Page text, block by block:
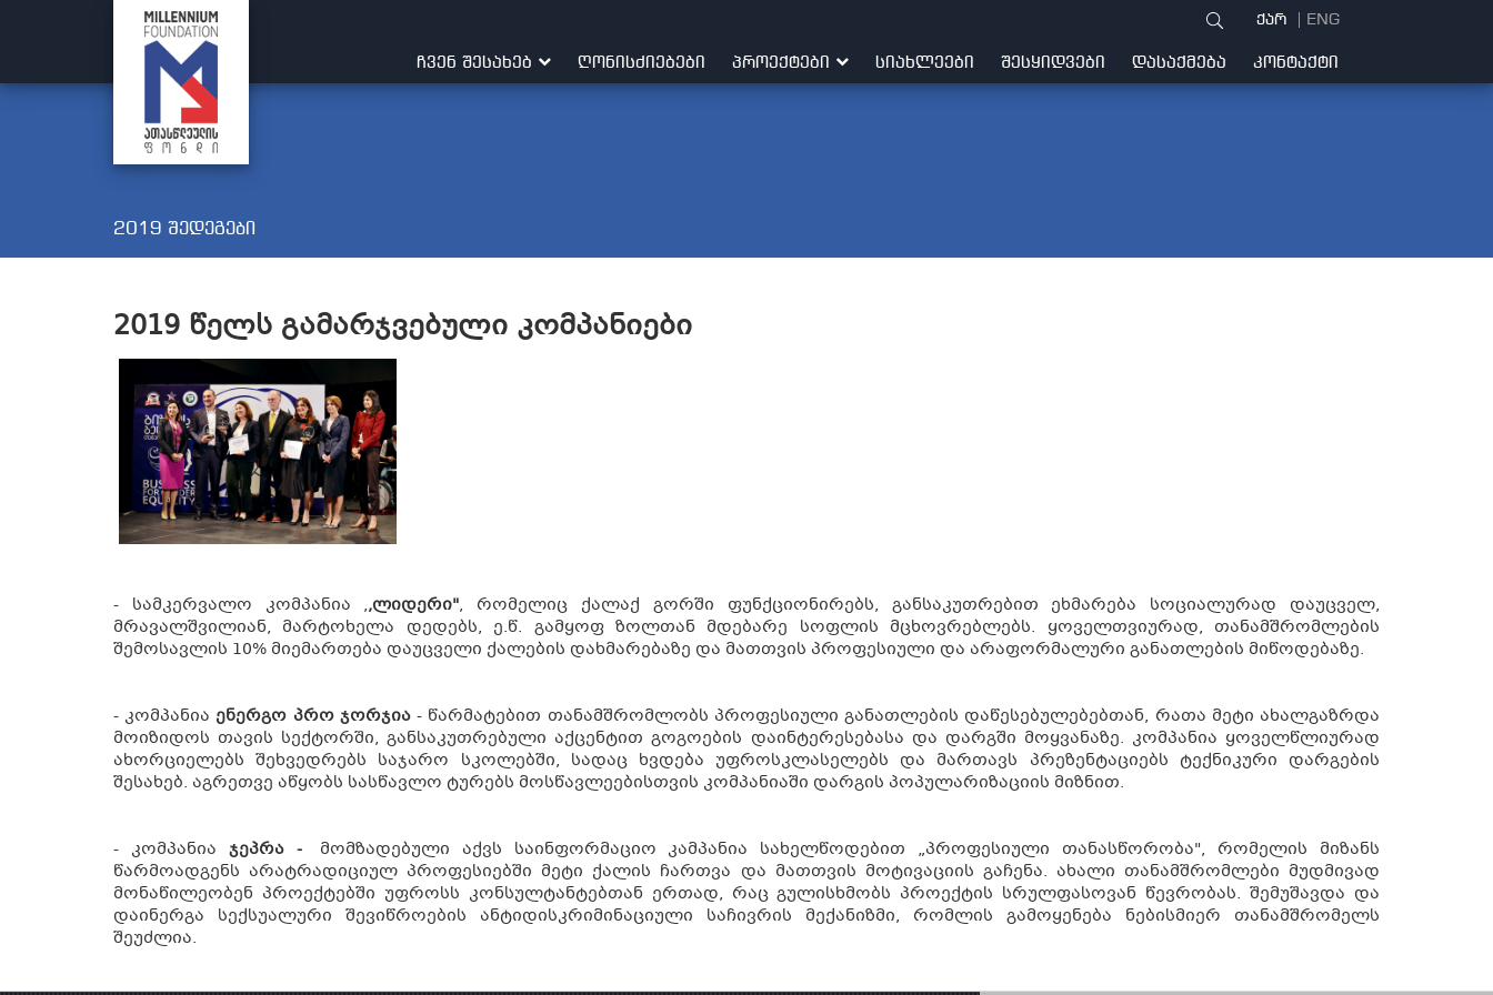
ქარ ENG
ᲩᲕᲔᲜ ᲨᲔᲡᲐᲮᲔᲑ ᲦᲝᲜᲘᲡᲫᲘᲔᲑᲔᲑᲘ ᲞᲠᲝᲔᲥᲢᲔᲑᲘ ᲡᲘᲐᲮᲚᲔᲔᲑᲘ ᲨᲔᲡᲧᲘᲓᲕᲔᲑᲘ ᲓᲐᲡᲐᲥᲛᲔᲑᲐ ᲙᲝᲜᲢᲐᲥᲢᲘ
2019 შედეგები
2019 წელს გამარჯვებული კომპანიები
- სამკერვალო კომპანია ,,ლიდერი", რომელიც ქალაქ გორში ფუნქციონირებს, განსაკუთრებით ეხმარება სოციალურად დაუცველ,
მრავალშვილიან, მარტოხელა დედებს, ე.წ. გამყოფ ზოლთან მდებარე სოფლის მცხოვრებლებს. ყოველთვიურად, თანამშრომლების
შემოსავლის 10% მიემართება დაუცველი ქალების დახმარებაზე და მათთვის პროფესიული და არაფორმალური განათლების მიწოდებაზე.
- კომპანია ენერგო პრო ჯორჯია- წარმატებით თანამშრომლობს პროფესიული განათლების დაწესებულებებთან, რათა მეტი ახალგაზრდა
მოიზიდოს თავის სექტორში, განსაკუთრებული აქცენტით გოგოების დაინტერესებასა და დარგში მოყვანაზე. კომპანია ყოველწლიურად
ახორციელებს შეხვედრებს საჯარო სკოლებში, სადაც ხვდება უფროსკლასელებს და მართავს პრეზენტაციებს ტექნიკური დარგების
შესახებ. აგრეთვე აწყობს სასწავლო ტურებს მოსწავლეებისთვის კომპანიაში დარგის პოპულარიზაციის მიზნით.
- კომპანია ჯეპრა - მომზადებული აქვს საინფორმაციო კამპანია სახელწოდებით „პროფესიული თანასწორობა", რომელის მიზანს
წარმოადგენს არატრადიციულ პროფესიებში მეტი ქალის ჩართვა და მათთვის მოტივაციის გაჩენა. ახალი თანამშრომლები მუდმივად
მონაწილეობენ პროექტებში უფროსს კონსულტანტებთან ერთად, რაც გულისხმობს პროექტის სრულფასოვან წევრობას. შემუშავდა და
დაინერგა სექსუალური შევიწროების ანტიდისკრიმინაციული საჩივრის მექანიზმი, რომლის გამოყენება ნებისმიერ თანამშრომელს
შეუძლია.